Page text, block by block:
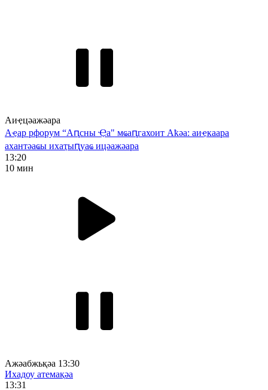
Аиҿцәажәара
Аҿар рфорум “Аԥсны Ҿа" мҩаԥгахоит Аҟәа: аиҿкаара
ахантәаҩы ихаҭыԥуаҩ ицәажәара
13:20
10 мин
Ажәабжьқәа 13:30
Ихадоу атемақәа
13:31